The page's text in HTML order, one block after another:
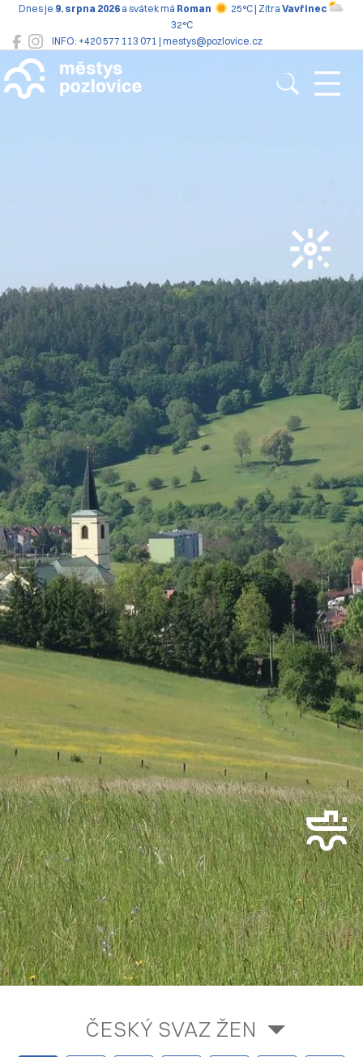
INFO: +420 577 113 071 | mestys@pozlovice.cz
Dnes je 9. srpna 2026 a svátek má Roman 25°C | Zítra Vavřinec
32°C
Pozlovice
ČESKÝ SVAZ ŽEN